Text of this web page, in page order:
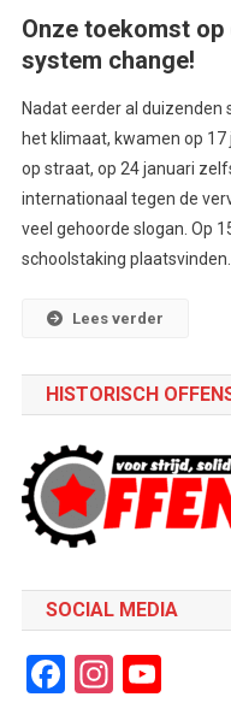
Onze toekomst
system change!
Nadat eerder al
het klimaat, kwamen op 17
op straat, op 24 januari
internationaal tegen de
veel gehoorde slogan. Op
schoolstaking
Lees verder
HISTORISCH
SOCIAL MEDIA
Facebook